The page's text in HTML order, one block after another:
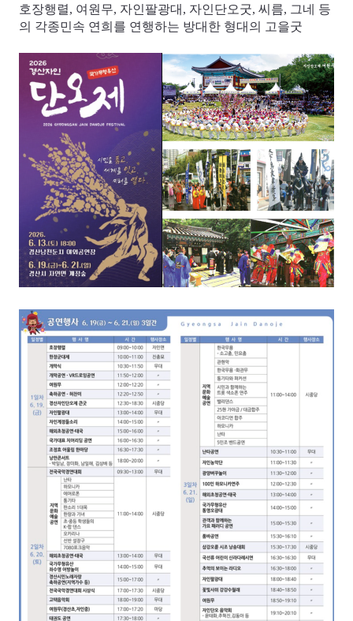
호장행렬, 여원무, 자인팔광대, 자인단오굿, 씨름, 그네 등
의 각종민속 연희를 연행하는 방대한 형대의 고을굿